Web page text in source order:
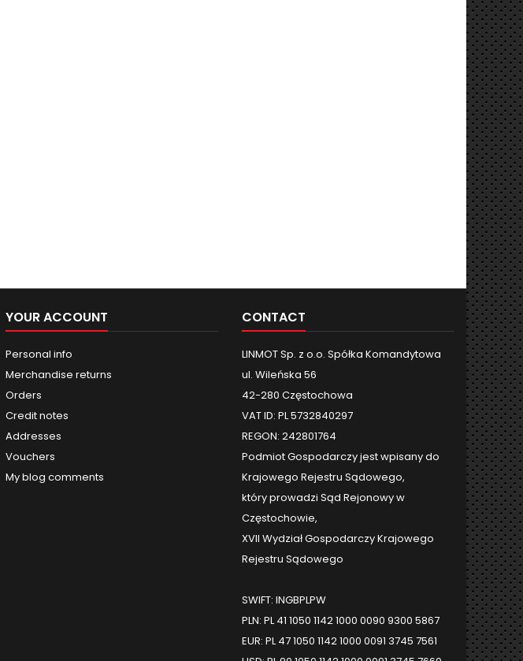
YOUR ACCOUNT
Personal info
Merchandise returns
Orders
Credit notes
Addresses
Vouchers
My blog comments
CONTACT
LINMOT Sp. z o.o. Spółka Komandytowa
ul. Wileńska 56
42-280 Częstochowa
VAT ID: PL 5732840297
REGON: 242801764
Podmiot Gospodarczy jest wpisany do
Krajowego Rejestru Sądowego,
który prowadzi Sąd Rejonowy w
Częstochowie,
XVII Wydział Gospodarczy Krajowego
Rejestru Sądowego
SWIFT: INGBPLPW
PLN: PL 41 1050 1142 1000 0090 9300 5867
EUR: PL 47 1050 1142 1000 0091 3745 7561